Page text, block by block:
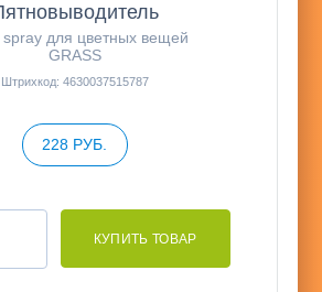
spray для цветных вещей
GRASS
Штрихкод: 4630037515787
228 РУБ.